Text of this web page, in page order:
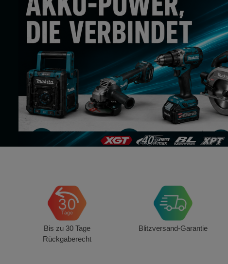
Bis zu 30 Tage
Rückgaberecht
Blitzversand-Garantie